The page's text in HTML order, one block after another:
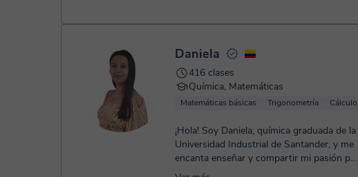
Daniela
416 clases
Química, Matemáticas
Matemáticas básicas Trigonometría Cálculo
¡Hola! Soy Daniela, química graduada de la
Universidad Industrial de Santander, y me
encanta enseñar y compartir mi pasión por
la ciencia. He sido tut...